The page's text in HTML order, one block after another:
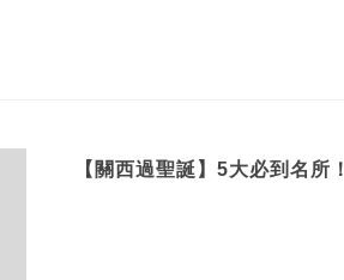
【關西過聖誕】5大必到名所！